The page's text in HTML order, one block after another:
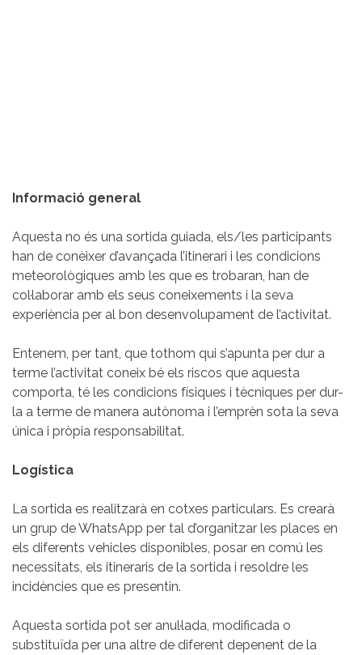
Informació general
Aquesta no és una sortida guiada, els/les participants
han de conèixer d’avançada l’itinerari i les condicions
meteorològiques amb les que es trobaran, han de
col·laborar amb els seus coneixements i la seva
experiència per al bon desenvolupament de l’activitat.
Entenem, per tant, que tothom qui s’apunta per dur a
terme l’activitat coneix bé els riscos que aquesta
comporta, té les condicions físiques i tècniques per dur-
la a terme de manera autònoma i l’emprèn sota la seva
única i pròpia responsabilitat.
Logística
La sortida es realitzarà en cotxes particulars. Es crearà
un grup de WhatsApp per tal d’organitzar les places en
els diferents vehicles disponibles, posar en comú les
necessitats, els itineraris de la sortida i resoldre les
incidències que es presentin.
Aquesta sortida pot ser anul·lada, modificada o
substituïda per una altre de diferent depenent de la